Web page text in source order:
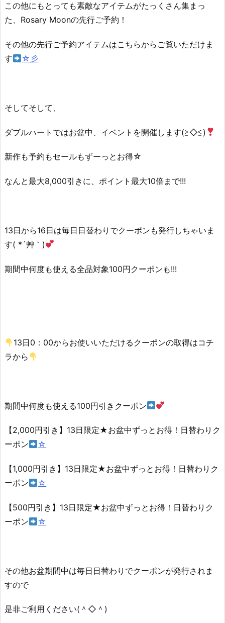
この他にもとっても素敵なアイテムがたっくさん集まっ
た、Rosary Moonの先行ご予約！
その他の先行ご予約アイテムはこちらからご覧いただけま
す
☆彡
そしてそして、
ダブルハートではお盆中、イベントを開催します(≧◇≦)
新作も予約もセールもずーっとお得☆
なんと最大8,000引きに、ポイント最大10倍まで!!!
13日から16日は毎日日替わりでクーポンも発行しちゃいま
す( *´艸｀)
期間中何度も使える全品対象100円クーポンも!!!
13日0：00からお使いいただけるクーポンの取得はコチ
ラから
期間中何度も使える100円引きクーポン
【2,000円引き】13日限定★お盆中ずっとお得！日替わりク
ーポン
☆
【1,000円引き】13日限定★お盆中ずっとお得！日替わりク
ーポン
☆
【500円引き】13日限定★お盆中ずっとお得！日替わりク
ーポン
☆
その他お盆期間中は毎日日替わりでクーポンが発行されま
すので
是非ご利用ください(＾◇＾)